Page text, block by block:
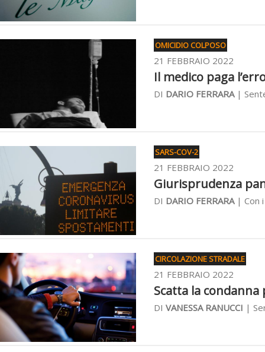
OMICIDIO COLPOSO
21 FEBBRAIO 2022
Il medico paga
DI DARIO FERRARA|
SARS-COV-2
21 FEBBRAIO 2022
Giurisprudenza
DI DARIO FERRARA| Con i
CIRCOLAZIONE STRADALE
21 FEBBRAIO 2022
Scatta la condanna
DI VANESSA RANUCCI |